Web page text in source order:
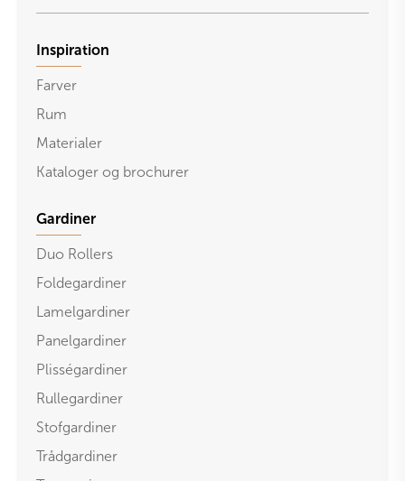
Inspiration
Farver
Rum
Materialer
Kataloger og brochurer
Gardiner
Duo Rollers
Foldegardiner
Lamelgardiner
Panelgardiner
Plisségardiner
Rullegardiner
Stofgardiner
Trådgardiner